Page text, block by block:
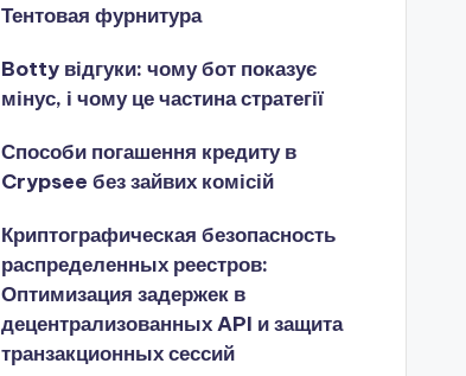
Тентовая фурнитура
Botty відгуки: чому бот показує
мінус, і чому це частина стратегії
Способи погашення кредиту в
Crypsee без зайвих комісій
Криптографическая безопасность
распределенных реестров:
Оптимизация задержек в
децентрализованных API и защита
транзакционных сессий